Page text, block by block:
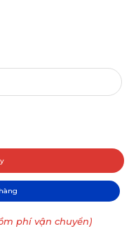
phí vận chuyển)